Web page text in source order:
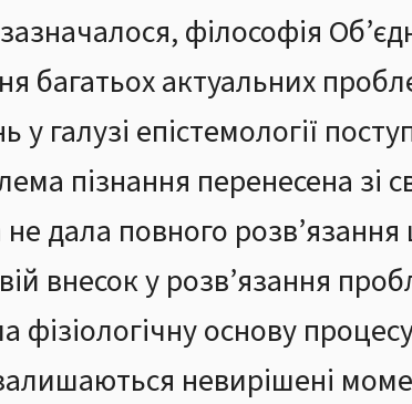
філософія
багатьох актуальних
у галузі епістемології
пізнання перенесена зі
дала повного
внесок у розв’язання
фізіологічну основу
невирішені